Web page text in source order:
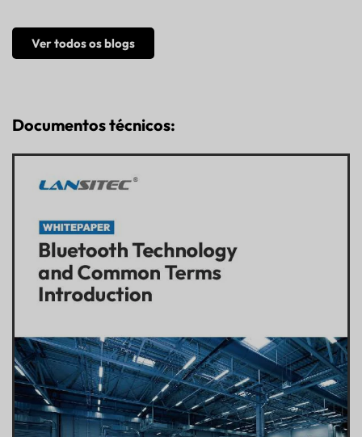
Ver todos os blogs
Documentos técnicos: